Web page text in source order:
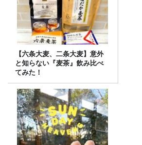
【六条大麦、二条大麦】意外
と知らない『麦茶』飲み比べ
てみた！